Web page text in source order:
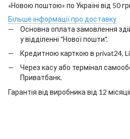
«Новою поштою» по Україні від 50
Більше інформації про доставку
Основна оплата замовлення
у відділенні "Нової пошти".
Кредитною карткою в privat24,
Через касу або термінал
Приватбанк.
Гарантія від виробника від 12